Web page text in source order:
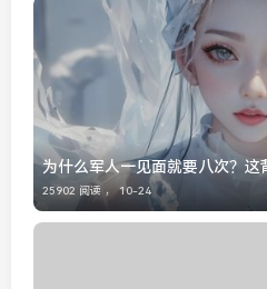
为什么军人一见面就要八次？这
25902 阅读 ， 10-24